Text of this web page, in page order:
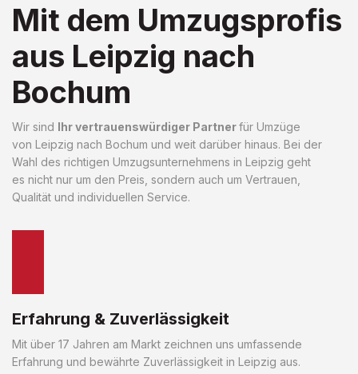
Mit dem Umzugsprofis
aus Leipzig nach
Bochum
Wir sind Ihr vertrauenswürdiger Partnerfür Umzüge
von Leipzig nach Bochum und weit darüber hinaus. Bei der
Wahl des richtigen Umzugsunternehmens in Leipzig geht
es nicht nur um den Preis, sondern auch um Vertrauen,
Qualität und individuellen Service.
Erfahrung & Zuverlässigkeit
Mit über 17 Jahren am Markt zeichnen uns umfassende
Erfahrung und bewährte Zuverlässigkeit in Leipzig aus.